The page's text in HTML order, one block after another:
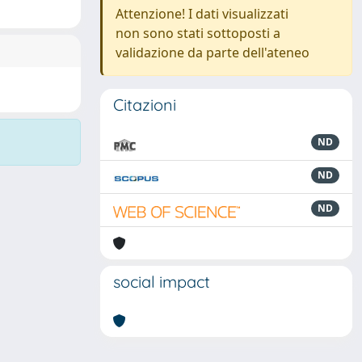
Attenzione! I dati visualizzati
non sono stati sottoposti a
validazione da parte dell'ateneo
Citazioni
ND
ND
ND
social impact